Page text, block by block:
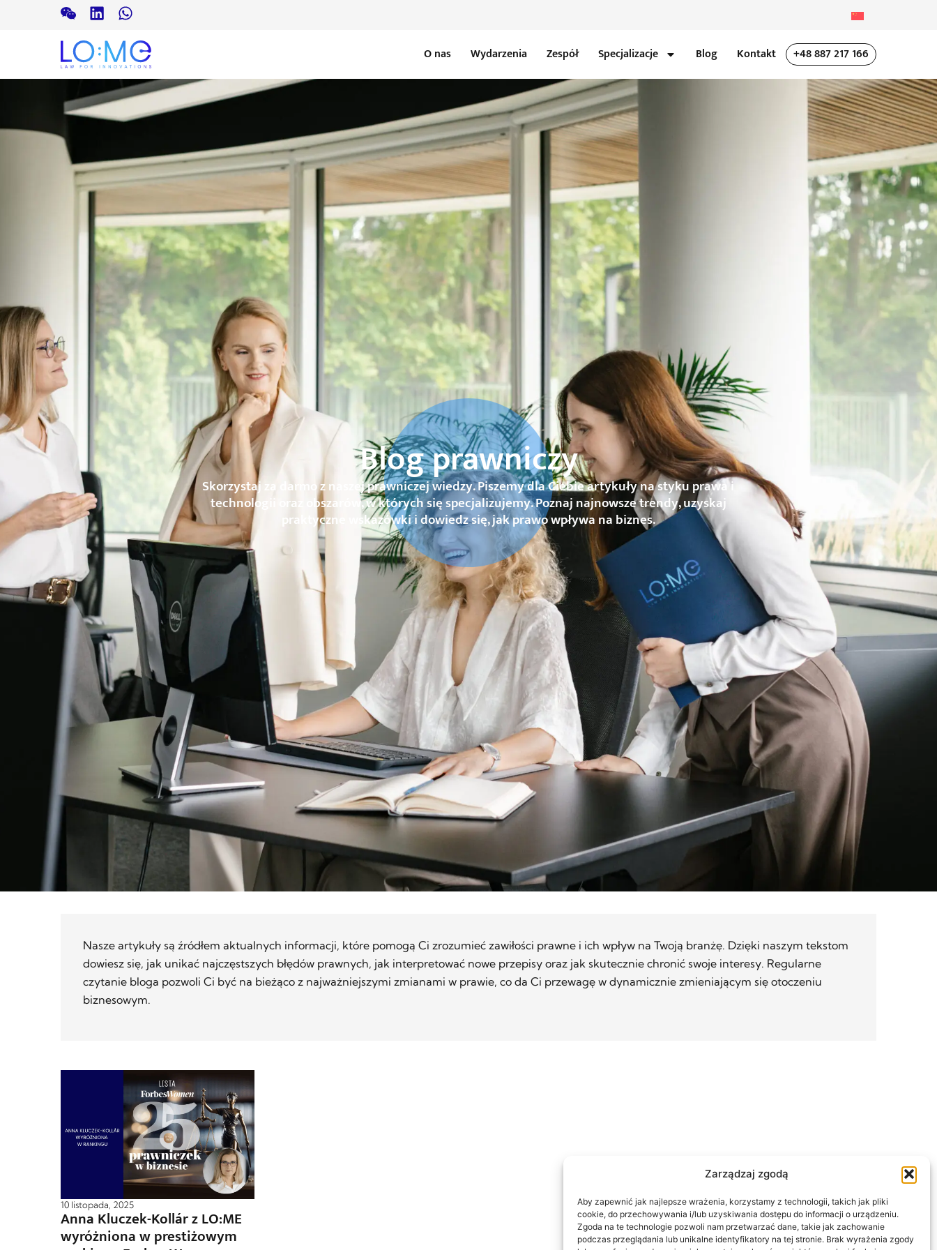
Zarządzaj zgodą
Aby zapewnić jak najlepsze wrażenia, korzystamy z technologii, takich jak pliki
cookie, do przechowywania i/lub uzyskiwania dostępu do informacji o urządzeniu.
Zgoda na te technologie pozwoli nam przetwarzać dane, takie jak zachowanie
podczas przeglądania lub unikalne identyfikatory na tej stronie. Brak wyrażenia zgody
O nas Wydarzenia Zespół Specjalizacje Blog Kontakt +48 887 217 166
Blog prawniczy
Skorzystaj za darmo z naszej prawniczej wiedzy. Piszemy dla Ciebie artykuły na styku prawa i
technologii oraz obszarów, w których się specjalizujemy. Poznaj najnowsze trendy, uzyskaj
praktyczne wskazówki i dowiedz się, jak prawo wpływa na biznes.
Nasze artykuły są źródłem aktualnych informacji, które pomogą Ci zrozumieć zawiłości prawne i ich wpływ na Twoją branżę. Dzięki naszym tekstom
dowiesz się, jak unikać najczęstszych błędów prawnych, jak interpretować nowe przepisy oraz jak skutecznie chronić swoje interesy. Regularne
czytanie bloga pozwoli Ci być na bieżąco z najważniejszymi zmianami w prawie, co da Ci przewagę w dynamicznie zmieniającym się otoczeniu
biznesowym.
10 listopada, 2025
Anna Kluczek-Kollár z LO:ME
wyróżniona w prestiżowym